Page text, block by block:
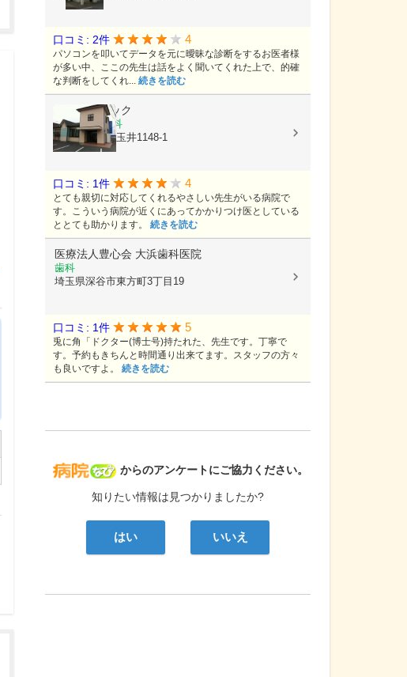
病院なび
からのアンケートにご協力ください。
知りたい情報は見つかりましたか?
はい いいえ
口コミ: 2件 4
パソコンを叩いてデータを元に曖昧な診断をするお医者様
が多い中、ここの先生は話をよく聞いてくれた上で、的確
な判断をしてくれ... 続きを読む
持田クリニック
内科, 胃腸内科
埼玉県熊谷市玉井1148-1
口コミ: 1件 4
とても親切に対応してくれるやさしい先生がいる病院で
す。こういう病院が近くにあってかかりつけ医としている
ととても助かります。 続きを読む
医療法人豊心会 大浜歯科医院
歯科
埼玉県深谷市東方町3丁目19
口コミ: 1件 5
兎に角「ドクター(博士号)持たれた、先生です。丁寧で
す。予約もきちんと時間通り出来てます。スタッフの方々
も良いですよ。 続きを読む